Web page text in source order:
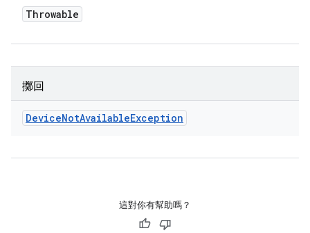
Throwable
擲回
DeviceNotAvailableException
這對你有幫助嗎？